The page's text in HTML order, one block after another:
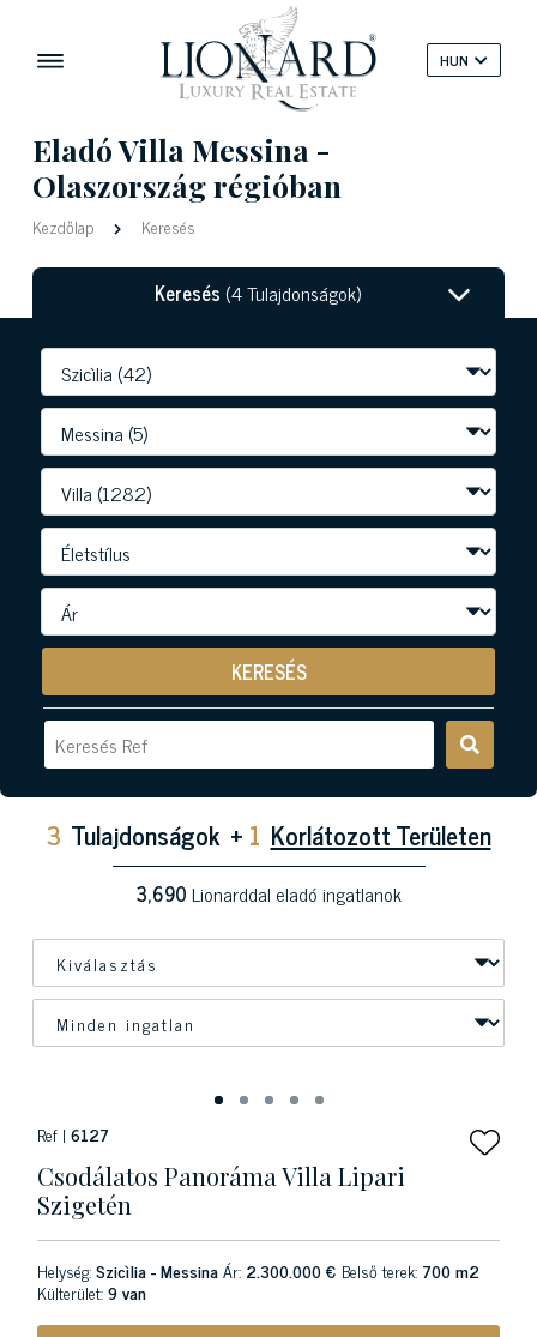
HUN
Eladó Villa Messina -
Olaszország régióban
Kezdőlap Keresés
Keresés (4 Tulajdonságok)
KERESÉS
3 Tulajdonságok + 1 Korlátozott Területen
3,690Lionarddal eladó ingatlanok
Ref | 6127
Csodálatos Panoráma Villa Lipari
Szigetén
Helység:Szicìlia - MessinaÁr: 2.300.000 € Belső terek: 700 m2
Külterület:9 van